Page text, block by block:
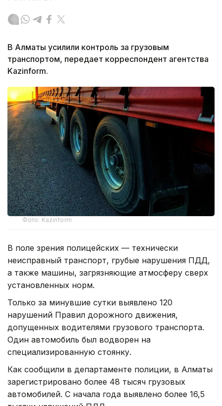
В Алматы усилили контроль за грузовым
транспортом, передает корреспондент агентства
Kazinform.
Фото: Kazinform
В поле зрения полицейских — технически
неисправный транспорт, грубые нарушения ПДД,
а также машины, загрязняющие атмосферу сверх
установленных норм.
Только за минувшие сутки выявлено 120
нарушений Правил дорожного движения,
допущенных водителями грузового транспорта.
Один автомобиль был водворен на
специализированную стоянку.
Как сообщили в департаменте полиции, в Алматы
зарегистрировано более 48 тысяч грузовых
автомобилей. С начала года выявлено более 16,5